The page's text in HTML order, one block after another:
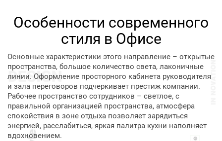
Особенности современного
стиля в Офисе
Основные характеристики этого направление – открытые
пространства, большое количество света, лаконичные
линии. Оформление просторного кабинета руководителя
и зала переговоров подчеркивает престиж компании.
Рабочее пространство сотрудников – светлое, с
правильной организацией пространства, атмосфера
спокойствия в зоне отдыха позволяет зарядиться
энергией, расслабиться, яркая палитра кухни наполняет
вдохновением.